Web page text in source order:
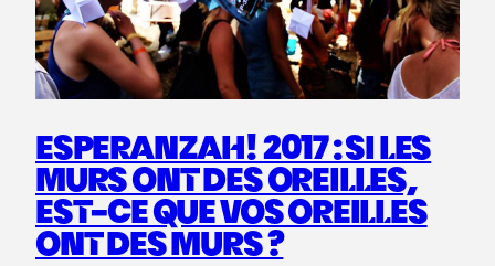
ESPERANZAH! 2017 : SI LES
MURS ONT DES OREILLES,
EST-CE QUE VOS OREILLES
ONT DES MURS ?